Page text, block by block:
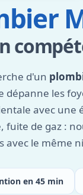
d'un
dépanne les
avec une
fuite de gaz :
avec le même
en 45 min